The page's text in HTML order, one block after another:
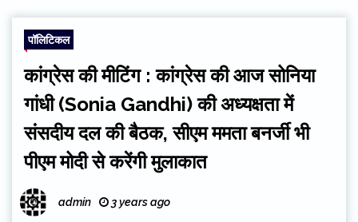
पॉलिटिकल
कांग्रेस की मीटिंग : कांग्रेस की आज सोनिया
गांधी (Sonia Gandhi) की अध्यक्षता में
संसदीय दल की बैठक, सीएम ममता बनर्जी भी
पीएम मोदी से करेंगी मुलाकात
admin 3 years ago